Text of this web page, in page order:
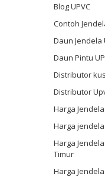
Blog UPVC
Contoh
Daun Jendela
Daun Pintu
Distributor
Distributor
Harga Jendela
Harga jendela
Harga
Timur
Harga